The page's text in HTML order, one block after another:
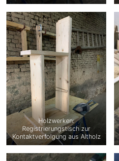
Holzwerken:
Registrierungstisch zur
Kontaktverfolgung aus Altholz